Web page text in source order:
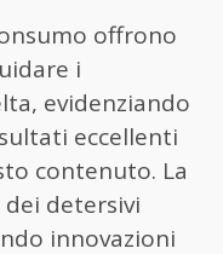
offrono
i
evidenziando
eccellenti
contenuto. La
detersivi
innovazioni